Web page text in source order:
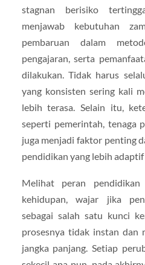
stagnan berisiko
menjawab kebutuhan
pembaruan dalam
pengajaran, serta
dilakukan. Tidak harus
yang konsisten sering kali
lebih terasa. Selain itu,
seperti pemerintah, tenaga
juga menjadi faktor penting
pendidikan yang lebih
Melihat peran
kehidupan, wajar jika
sebagai salah satu kunci
prosesnya tidak instan dan
jangka panjang. Setiap